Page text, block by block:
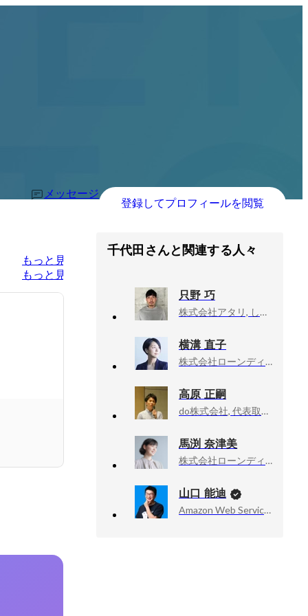
メッセージ
登録してプロフィールを閲覧
もっと見る
もっと見る
千代田さんと関連する人々
只野 巧
株式会社アタリ, しゃちょー
横溝 直子
株式会社ローンディール, project manager
高原 正嗣
do株式会社, 代表取締役
馬渕 奈津美
株式会社ローンディール, chief administrative officer（最高総務責任者）
山口 能迪
Amazon Web Services, Inc., Senior Developer Advocate